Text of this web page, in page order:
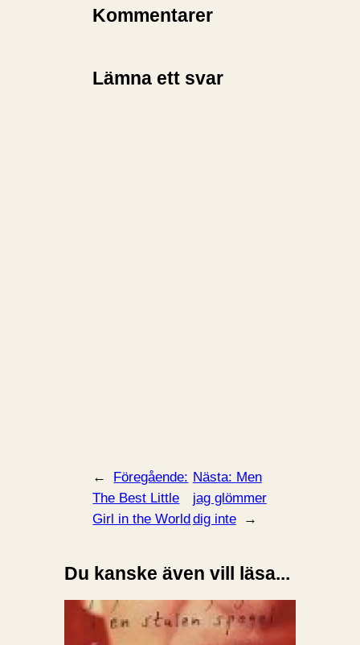
Kommentarer
Lämna ett svar
←
Föregående:
The Best Little
Girl in the World
Nästa: Men
jag glömmer
dig inte
→
Du kanske även vill läsa...